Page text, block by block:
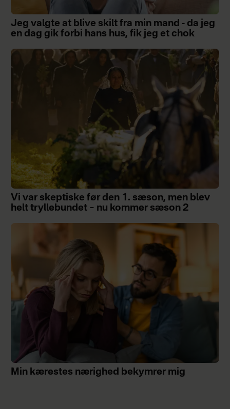
Jeg valgte at blive skilt fra min mand - da jeg
en dag gik forbi hans hus, fik jeg et chok
Vi var skeptiske før den 1. sæson, men blev
helt tryllebundet – nu kommer sæson 2
Min kærestes nærighed bekymrer mig